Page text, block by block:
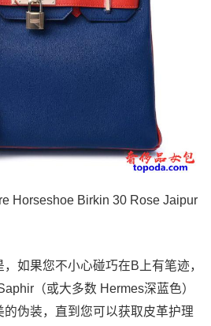
Horseshoe Birkin 30 Rose Jaipur
如果您不小心碰巧在B上有笔迹，
（或大多数 Hermes深蓝色）
伪装，直到您可以获取皮革护理